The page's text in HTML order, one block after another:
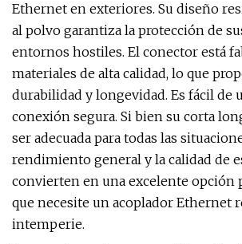
Ethernet en exteriores. Su diseño
al polvo garantiza la protección de
entornos hostiles. El conector está
materiales de alta calidad, lo que
durabilidad y longevidad. Es fácil de
conexión segura. Si bien su corta
ser adecuada para todas las
rendimiento general y la calidad de
convierten en una excelente opción
que necesite un acoplador Ethernet
intemperie.